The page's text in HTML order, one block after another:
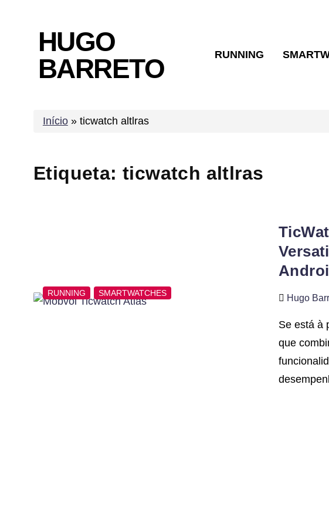
HUGO
BARRETO
RUNNING
Início» ticwatch altlras
Etiqueta: ticwatch altlras
RUNNING SMARTWATCHES
Hugo
Se está à
que